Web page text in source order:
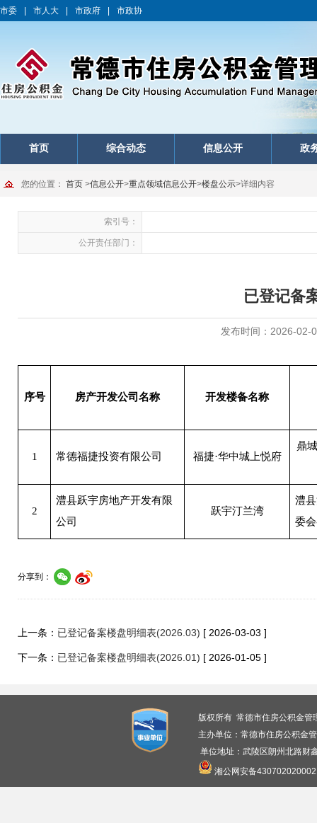
市委 市人大 市政府 市政协
首页 综合动态 信息公开 政
您的位置： 首页 >信息公开>重点领域信息公开>楼盘公示>详细内容
索引号：
公开责任部门：
已登记备
发布时间：2026-02-
序号 房产开发公司名称 开发楼备名称
1 常德福捷投资有限公司 福捷·华中城上悦府
鼎
2
澧县跃宇房地产开发有限
公司
跃宇汀兰湾
澧
委
分享到：
上一条： 已登记备案楼盘明细表(2026.03) [ 2026-03-03 ]
下一条： 已登记备案楼盘明细表(2026.01) [ 2026-01-05 ]
版权所有 常德市住房公积金
主办单位：常德市住房公积金
单位地址：武陵区朗州北路
湘公网安备